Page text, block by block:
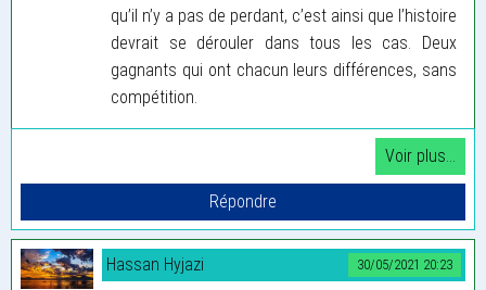
qu’il n’y a pas de perdant, c’est ainsi que l’histoire
devrait se dérouler dans tous les cas. Deux
gagnants qui ont chacun leurs différences, sans
compétition.
30/05/2021 20:23
Hassan Hyjazi